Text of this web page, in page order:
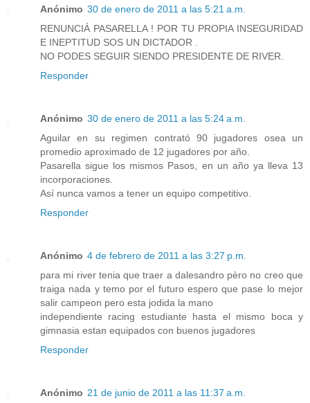
Anónimo 30 de enero de 2011 a las 5:21 a.m.
RENUNCIÁ PASARELLA ! POR TU PROPIA INSEGURIDAD
E INEPTITUD SOS UN DICTADOR .
NO PODES SEGUIR SIENDO PRESIDENTE DE RIVER.
Responder
Anónimo 30 de enero de 2011 a las 5:24 a.m.
Aguilar en su regimen contrató 90 jugadores osea un
promedio aproximado de 12 jugadores por año.
Pasarella sigue los mismos Pasos, en un año ya lleva 13
incorporaciones.
Así nunca vamos a tener un equipo competitivo.
Responder
Anónimo 4 de febrero de 2011 a las 3:27 p.m.
para mi river tenia que traer a dalesandro pèro no creo que
traiga nada y temo por el futuro espero que pase lo mejor
salir campeon pero esta jodida la mano
independiente racing estudiante hasta el mismo boca y
gimnasia estan equipados con buenos jugadores
Responder
Anónimo 21 de junio de 2011 a las 11:37 a.m.